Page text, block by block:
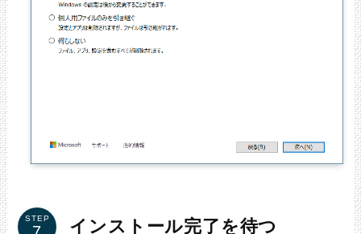
STEP インストール完了を待つ